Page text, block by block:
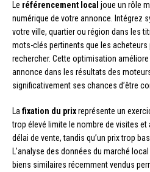
Le référencement local joue un rôle
numérique de votre annonce. Intégrez
votre ville, quartier ou région dans les
mots-clés pertinents que les
rechercher. Cette optimisation
annonce dans les résultats des
significativement ses chances d’être
La fixation du prixreprésente un
trop élevé limite le nombre de visites
délai de vente, tandis qu’un prix trop
L’analyse des données du marché
biens similaires récemment vendus